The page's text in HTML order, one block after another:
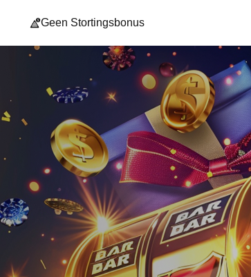
Geen Stortingsbonus